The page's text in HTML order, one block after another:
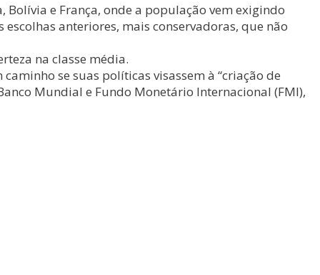
Bolívia e França, onde a população vem exigindo
anteriores, mais conservadoras, que não
na classe média.
se suas políticas visassem à “criação de
Mundial e Fundo Monetário Internacional (FMI),